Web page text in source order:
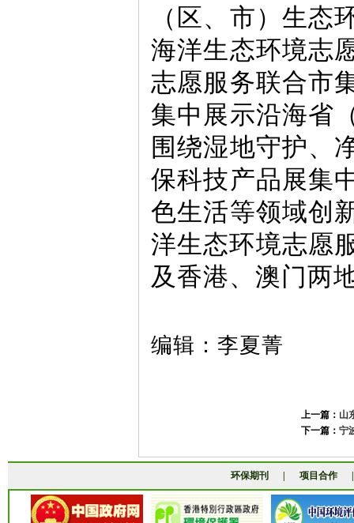
（区、市）生态
海洋生态环境志
志愿服务联合市
集中展示沿海省
围绕湿地守护、
保科技产品展集
色生活等领域创
洋生态环境志愿
及香港、澳门两
编辑：李夏菁
上一篇： 山
下一篇： 宁
环保期刊 项目合作